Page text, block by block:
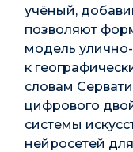
учёный,
позволяют
модель
к
словам
цифрового
системы
нейросетей